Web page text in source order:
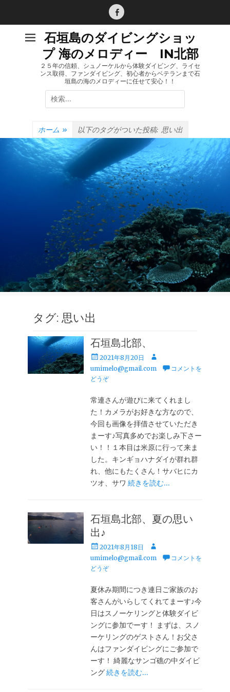
Facebook
石垣島のダイビングショッ
プ 海のメロディー IN北部
２５年の信頼、シュノーケルから体験ダイビング、ライセ
ンス取得、ファンダイビング、初心者からベテランまで石
垣島の海のメロディーに任せて安心！！
検
索:
ホーム » 以下のタグがついた投稿: 思い出
タグ: 思い出
石垣島北部、
投
稿
日
2021年8月20日
投
稿
umimelo@gmail.com
コメントを
どうぞ
常連さんが遊びに来てくれまし
た！カメラがお好きな方なので、
今回も画像を拝借させていただき
まーす♪写真多めでお楽しみ下さー
い！！１本目は米原に行って来ま
した。キンギョハナダイが群れ群
れ、他にもたくさん！サバヒにカ
ツオ、サワ続きを読む…
石垣島北部、夏の思い
出♪
投
稿
日
2021年8月18日
投
稿
umimelo@gmail.com
コメントを
どうぞ
夏休み期間につき連日ご家族のお
客さんがいらしてくれてまーす♪今
日はスノーケリングと体験ダイビ
ングに参加でーす！ まずは、スノ
ーケリングのゲストさん！お父さ
んはファンダイビングにご参加で
ーす！ 綺麗なサンゴ礁の中ダイビ
ング続きを読む…